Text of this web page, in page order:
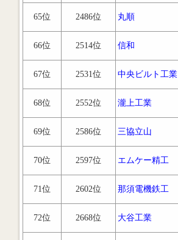
65位 2486位 丸順
66位 2514位 信和
67位 2531位 中央ビルト工業
68位 2552位 瀧上工業
69位 2586位 三協立山
70位 2597位 エムケー精工
71位 2602位 那須電機鉄工
72位 2668位 大谷工業